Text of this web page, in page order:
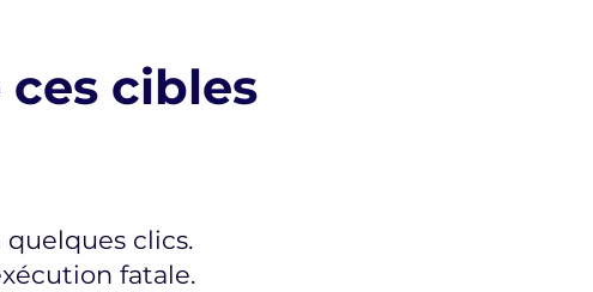
ces cibles
clics.
fatale.